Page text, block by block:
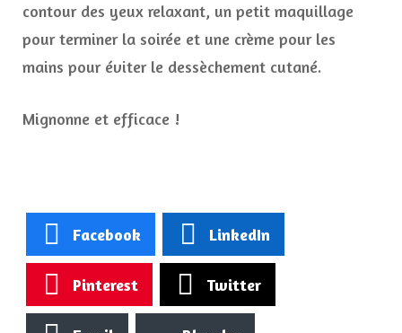
contour des yeux relaxant, un petit maquillage
pour terminer la soirée et une crème pour les
mains pour éviter le dessèchement cutané.
Mignonne et efficace !
Facebook LinkedIn
Pinterest Twitter